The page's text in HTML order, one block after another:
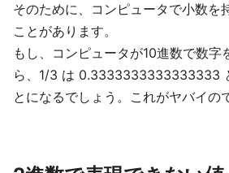
そのために、コンピュータで小数を
ことがあります。
もし、コンピュータが10進数で数字
ら、1/3 は 0.3333333333333333
とになるでしょう。これがヤバイの